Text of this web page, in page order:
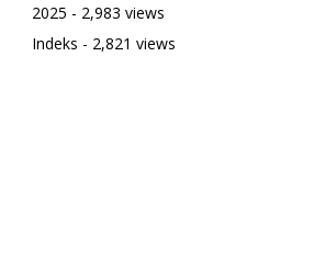
2025 - 2,983 views
Indeks - 2,821 views